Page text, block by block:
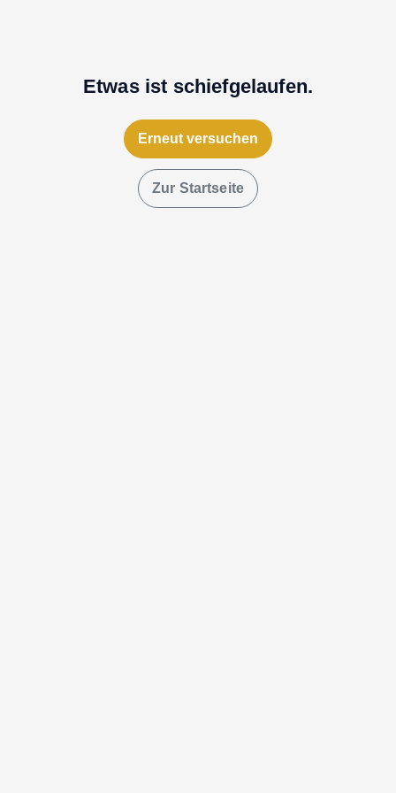
Etwas ist schiefgelaufen.
Erneut versuchen
Zur Startseite